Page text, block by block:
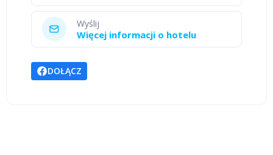
Wyślij
Więcej informacji o hotelu
DOŁĄCZ